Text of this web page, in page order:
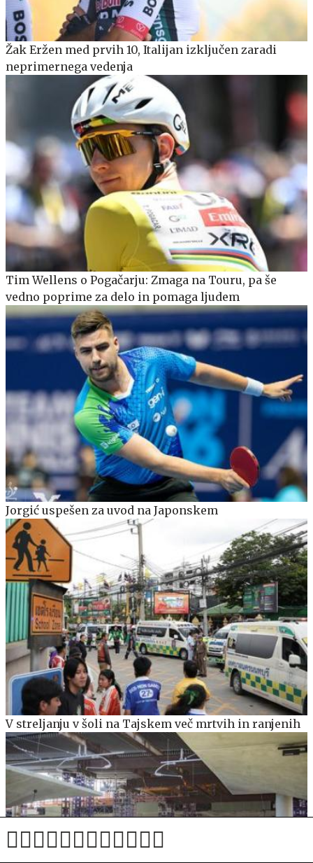
Žak Eržen med prvih 10, Italijan izključen zaradi
neprimernega vedenja
Tim Wellens o Pogačarju: Zmaga na Touru, pa še
vedno poprime za delo in pomaga ljudem
Jorgić uspešen za uvod na Japonskem
V streljanju v šoli na Tajskem več mrtvih in ranjenih